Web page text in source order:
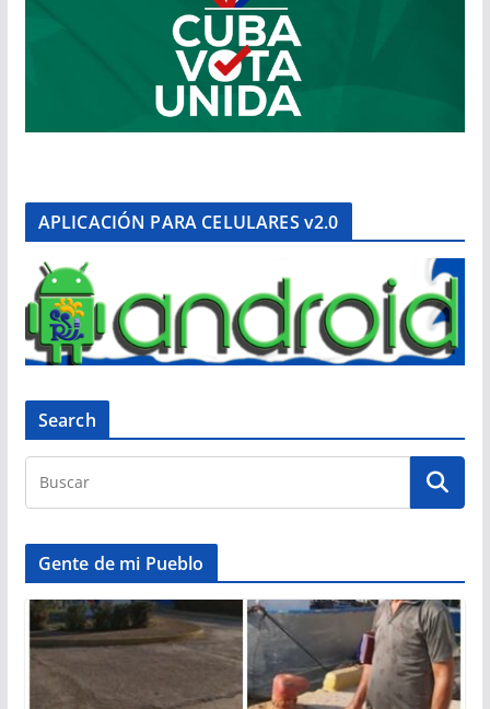
APLICACIÓN PARA CELULARES v2.0
Search
Gente de mi Pueblo